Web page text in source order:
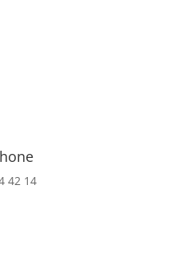
42 14